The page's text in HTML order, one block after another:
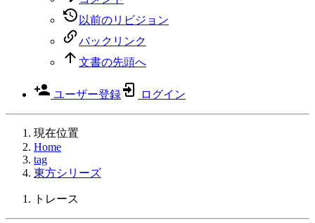
以前のリビジョン
バックリンク
文書の先頭へ
ユーザー登録 ログイン
現在位置
Home
tag
東方シリーズ
トレース